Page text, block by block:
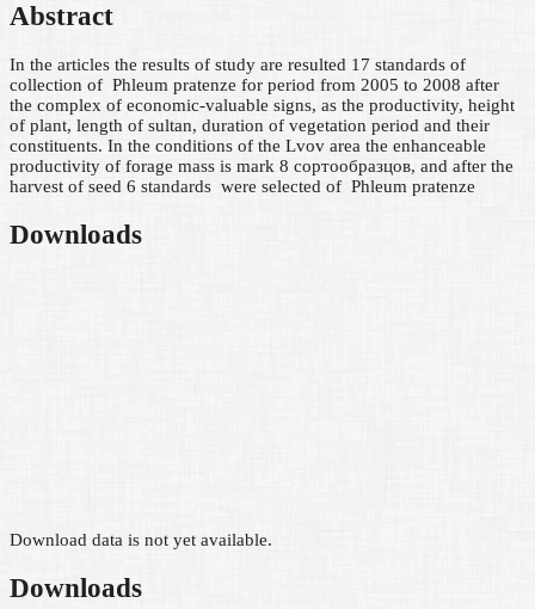
Abstract
In the articles the results of study are resulted 17 standards of
collection of Phleum pratenze for period from 2005 to 2008 after
the complex of economic-valuable signs, as the productivity, height
of plant, length of sultan, duration of vegetation period and their
constituents. In the conditions of the Lvov area the enhanceable
productivity of forage mass is mark 8 сортообразцов, and after the
harvest of seed 6 standards were selected of Phleum pratenze
Downloads
Download data is not yet available.
Downloads